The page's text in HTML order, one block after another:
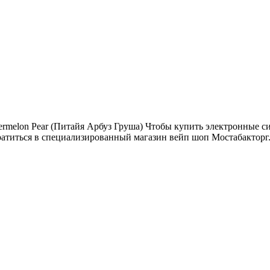
Pear (Питайя Арбуз Груша) Чтобы купить электронные
в специализированный магазин вейп шоп